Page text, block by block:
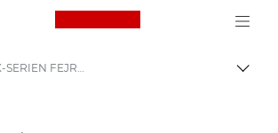
Canon Logo, back
Skift
VARIOPRINT iX-SERIEN FEJRER ET SUCCESFULDT FØRSTE ÅR - Canon Danmarks presse-site